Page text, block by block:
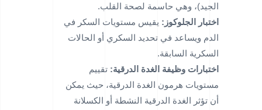
الجيد)، وهي حاسمة لصحة القلب.
اختبار الجلوكوز: يقيس مستويات السكر في
الدم ويساعد في تحديد السكري أو الحالات
السكرية السابقة.
اختبارات وظيفة الغدة الدرقية: تقييم
مستويات هرمون الغدة الدرقية، حيث يمكن
أن تؤثر الغدة الدرقية النشطة أو الكسلانة